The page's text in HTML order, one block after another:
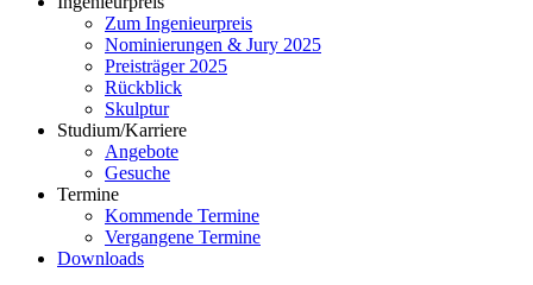
Zum Ingenieurpreis
Nominierungen & Jury 2025
Preisträger 2025
Rückblick
Skulptur
Studium/Karriere
Angebote
Gesuche
Termine
Kommende Termine
Vergangene Termine
Downloads